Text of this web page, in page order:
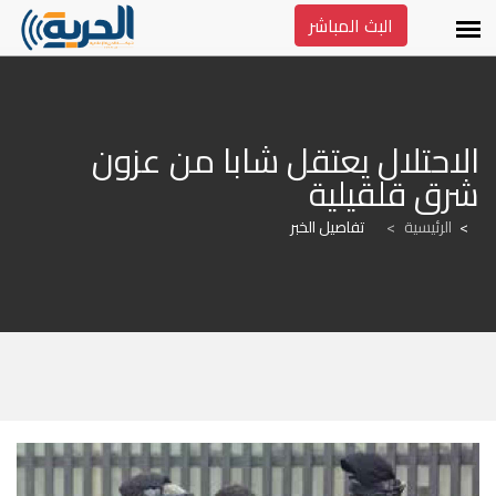
البث المباشر
شرق قلقيلية
الرئيسية > تفاصيل الخبر